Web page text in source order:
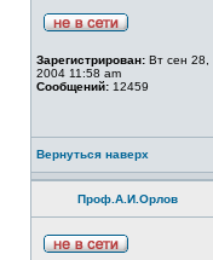
Зарегистрирован: Вт сен 28,
2004 11:58 am
Сообщений: 12459
Вернуться наверх
Проф.А.И.Орлов